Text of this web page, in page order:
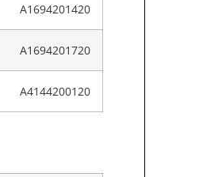
A1694201420
A1694201720
A4144200120